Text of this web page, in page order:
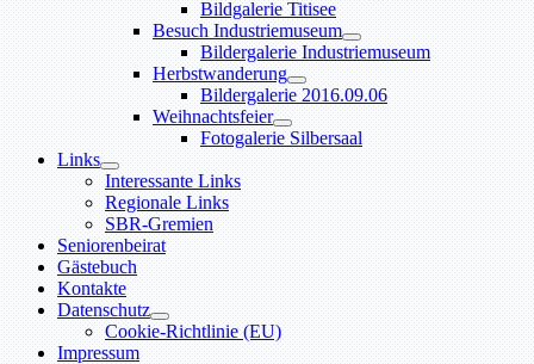
Bildgalerie Titisee
Besuch Industriemuseum
Bildergalerie Industriemuseum
Herbstwanderung
Bildergalerie 2016.09.06
Weihnachtsfeier
Fotogalerie Silbersaal
Links
Interessante Links
Regionale Links
SBR-Gremien
Seniorenbeirat
Gästebuch
Kontakte
Datenschutz
Cookie-Richtlinie (EU)
Impressum